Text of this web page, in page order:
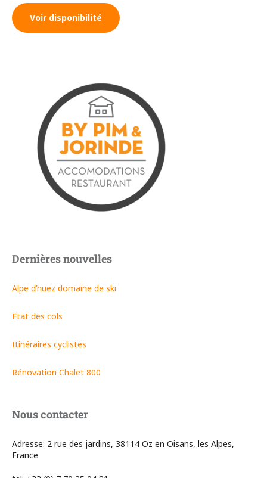
Voir disponibilité
Dernières nouvelles
Alpe d’huez domaine de ski
Etat des cols
Itinéraires cyclistes
Rénovation Chalet 800
Nous contacter
Adresse: 2 rue des jardins, 38114 Oz en Oisans, les Alpes,
France